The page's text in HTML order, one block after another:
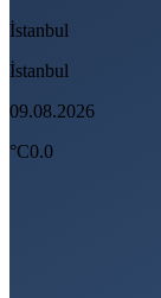
İstanbul
İstanbul
09.08.2026
°C0.0